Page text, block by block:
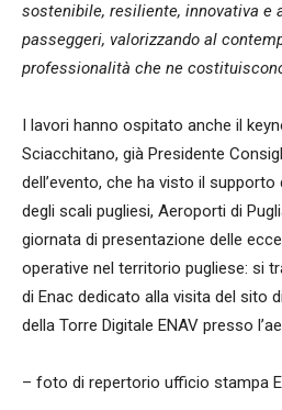
sostenibile, resiliente, innovativa e
passeggeri, valorizzando al
professionalità che ne
I lavori hanno ospitato anche il
Sciacchitano, già Presidente
dell’evento, che ha visto il
degli scali pugliesi, Aeroporti di
giornata di presentazione delle
operative nel territorio pugliese: si
di Enac dedicato alla visita del sito
della Torre Digitale ENAV presso
– foto di repertorio ufficio stampa